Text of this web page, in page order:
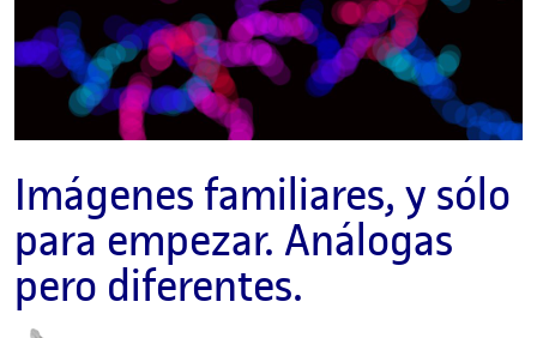
Imágenes familiares, y sólo
para empezar. Análogas
pero diferentes.